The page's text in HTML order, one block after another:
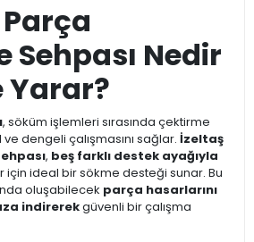
Sehpası Nedir
Yarar?
, söküm işlemleri sırasında çektirme
dengeli çalışmasını sağlar. İzeltaş
, beş farklı destek ayağıyla
için ideal bir sökme desteği sunar. Bu
oluşabilecek parça hasarlarını
indirerekgüvenli bir çalışma